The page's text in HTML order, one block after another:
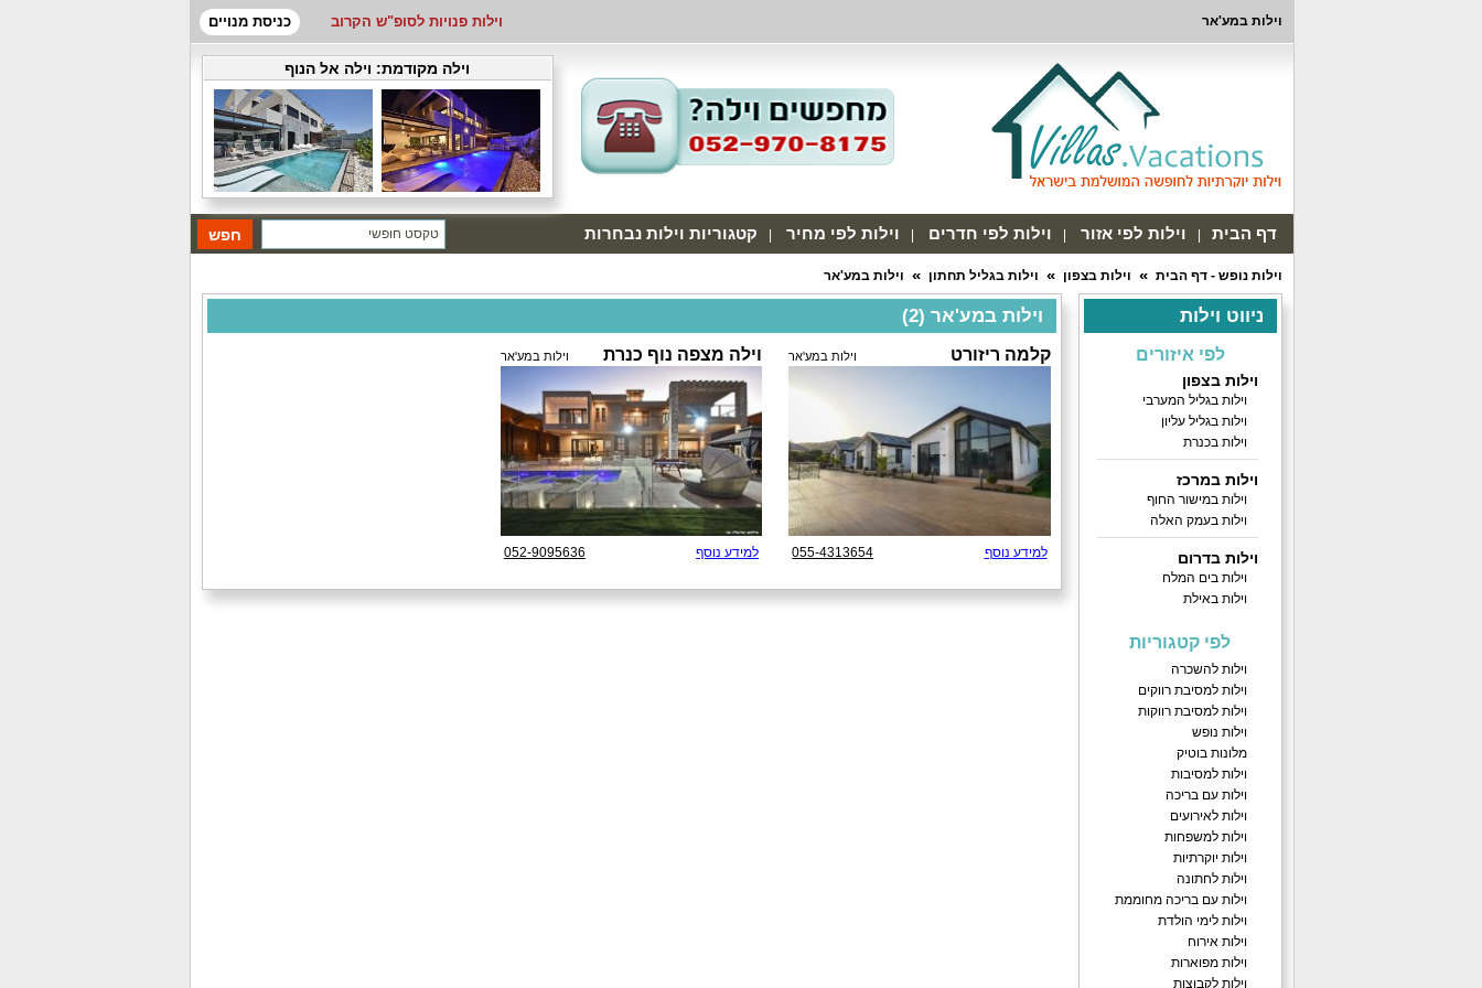
וילות במע'אר וילות פנויות לסופ"ש הקרוב כניסת מנויים
וילה מקודמת: וילה אל הנוף
דף הבית וילות לפי אזור וילות לפי חדרים וילות לפי מחיר קטגוריות וילות נבחרות
וילות נופש - דף הבית וילות בצפון וילות בגליל תחתון וילות במע'אר
ניווט וילות
לפי איזורים
וילות בצפון
וילות בגליל המערבי
וילות בגליל עליון
וילות בכנרת
וילות במרכז
וילות במישור החוף
וילות בעמק האלה
וילות בדרום
וילות בים המלח
וילות באילת
לפי קטגוריות
וילות להשכרה
וילות למסיבת רווקים
וילות למסיבת רווקות
וילות נופש
מלונות בוטיק
וילות למסיבות
וילות עם בריכה
וילות לאירועים
וילות למשפחות
וילות יוקרתיות
וילות לחתונה
וילות עם בריכה מחוממת
וילות לימי הולדת
וילות אירוח
וילות מפוארות
וילות לקבוצות
וילות במע'אר (2)
קלמה ריזורט וילות במע'אר
למידע נוסף 055-4313654
וילה מצפה נוף כנרת וילות במע'אר
למידע נוסף 052-9095636